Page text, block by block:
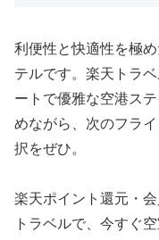
利便性と快適性を極
テルです。楽天トラ
ートで優雅な空港ス
めながら、次のフラ
択をぜひ。
楽天ポイント還元・
トラベルで、今すぐ